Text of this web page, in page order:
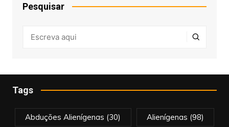
Pesquisar
Tags
Abduções Alienígenas (30) Alienígenas (98)